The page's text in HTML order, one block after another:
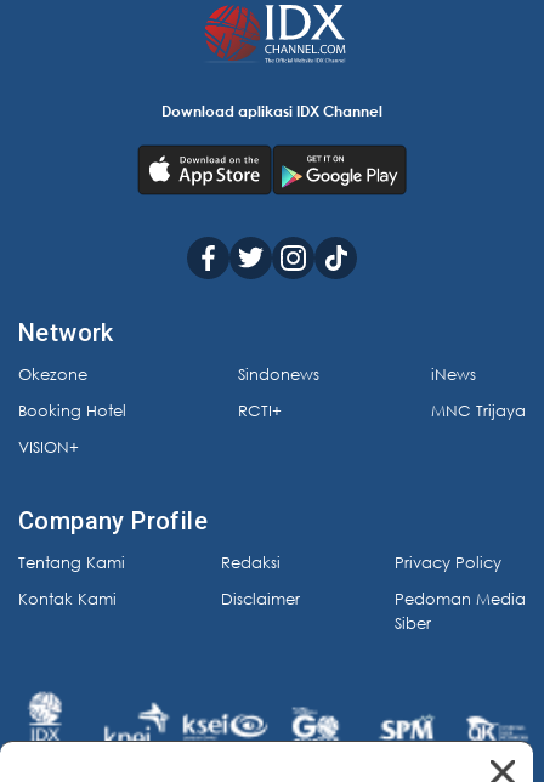
Download aplikasi IDX Channel
Network
Okezone
Booking Hotel
VISION+
Sindonews
RCTI+
iNews
MNC Trijaya
Company Profile
Tentang Kami
Kontak Kami
Redaksi
Disclaimer
Privacy Policy
Pedoman Media
Siber